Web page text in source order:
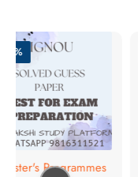
Programmes